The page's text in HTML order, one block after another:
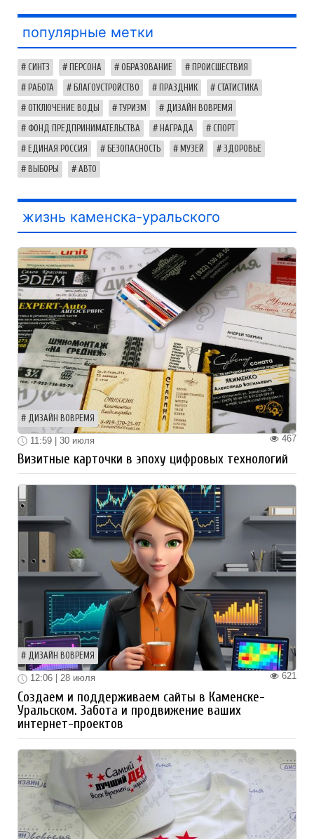
популярные метки
СИНТЗ ПЕРСОНА ОБРАЗОВАНИЕ ПРОИСШЕСТВИЯ
РАБОТА БЛАГОУСТРОЙСТВО ПРАЗДНИК СТАТИСТИКА
ОТКЛЮЧЕНИЕ ВОДЫ ТУРИЗМ ДИЗАЙН ВОВРЕМЯ
ФОНД ПРЕДПРИНИМАТЕЛЬСТВА НАГРАДА СПОРТ
ЕДИНАЯ РОССИЯ БЕЗОПАСНОСТЬ МУЗЕЙ ЗДОРОВЬЕ
ВЫБОРЫ АВТО
жизнь каменска-уральского
ДИЗАЙН ВОВРЕМЯ
467
11:59 | 30 июля
Визитные карточки в эпоху цифровых технологий
ДИЗАЙН ВОВРЕМЯ
621
12:06 | 28 июля
Создаем и поддерживаем сайты в Каменске-
Уральском. Забота и продвижение ваших
интернет-проектов